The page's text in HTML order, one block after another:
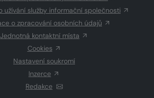
užívání služby informační společnosti
o zpracování osobních údajů
Jednotná kontaktní místa
Cookies
Nastavení soukromí
Inzerce
Redakce